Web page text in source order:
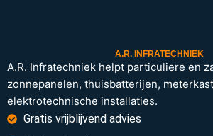
A.R. INFRATECHNIEK
A.R. Infratechniek helpt particuliere en
zonnepanelen, thuisbatterijen,
elektrotechnische installaties.
Gratis vrijblijvend advies